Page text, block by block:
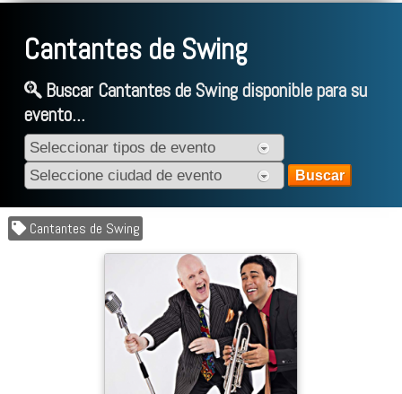
Cantantes de Swing
Buscar Cantantes de Swing disponible para su
evento...
Cantantes de Swing